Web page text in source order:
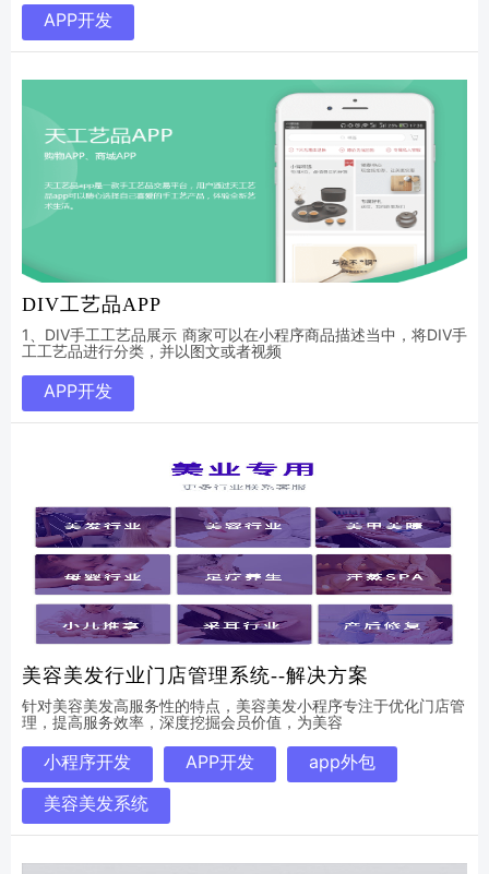
APP开发
DIV工艺品APP
1、DIV手工工艺品展示 商家可以在小程序商品描述当中，将DIV手
工工艺品进行分类，并以图文或者视频
APP开发
美容美发行业门店管理系统--解决方案
针对美容美发高服务性的特点，美容美发小程序专注于优化门店管
理，提高服务效率，深度挖掘会员价值，为美容
小程序开发 APP开发
app外包
美容美发系统